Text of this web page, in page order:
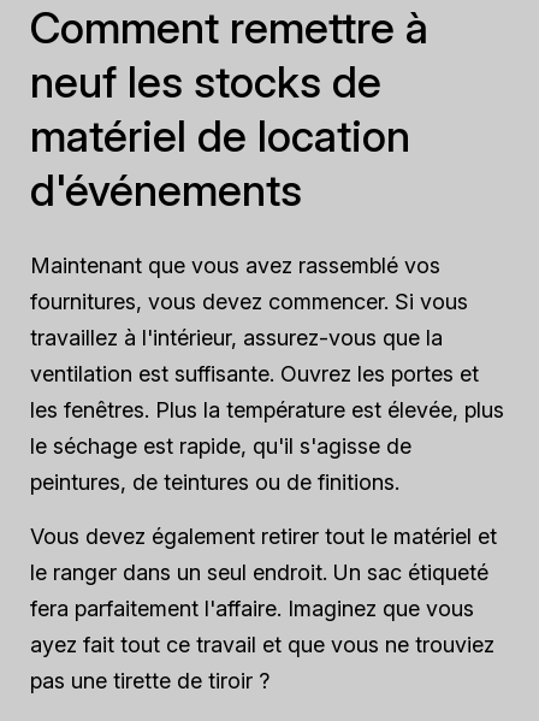
Comment remettre à
neuf les stocks de
matériel de location
d'événements
Maintenant que vous avez rassemblé vos
fournitures, vous devez commencer. Si vous
travaillez à l'intérieur, assurez-vous que la
ventilation est suffisante. Ouvrez les portes et
les fenêtres. Plus la température est élevée, plus
le séchage est rapide, qu'il s'agisse de
peintures, de teintures ou de finitions.
Vous devez également retirer tout le matériel et
le ranger dans un seul endroit. Un sac étiqueté
fera parfaitement l'affaire. Imaginez que vous
ayez fait tout ce travail et que vous ne trouviez
pas une tirette de tiroir ?